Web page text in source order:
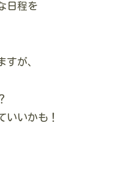
日程を
が、
いいかも！